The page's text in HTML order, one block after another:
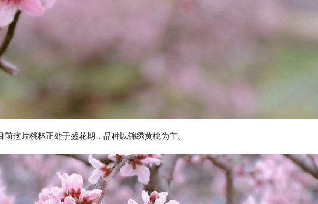
这片桃林正处于盛花期，品种以锦绣黄桃为主。